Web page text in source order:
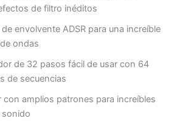
de filtro inéditos
envolvente ADSR para una increíble
ondas
de 32 pasos fácil de usar con 64
de secuencias
con amplios patrones para increíbles